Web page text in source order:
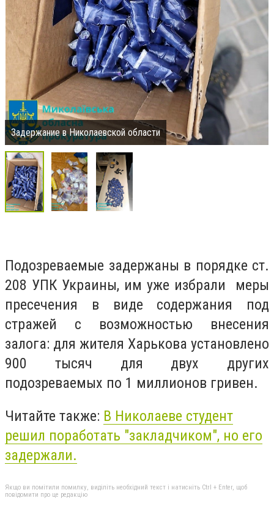
Задержание в Николаевской области
Подозреваемые задержаны в порядке ст.
208 УПК Украины, им уже избрали меры
пресечения в виде содержания под
стражей с возможностью внесения
залога: для жителя Харькова установлено
900 тысяч для двух других
подозреваемых по 1 миллионов гривен.
Читайте также: В Николаеве студент
решил поработать "закладчиком", но его
задержали.
Якщо ви помітили помилку, виділіть необхідний текст і натисніть Ctrl + Enter, щоб
повідомити про це редакцію